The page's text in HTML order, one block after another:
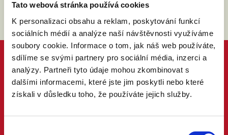
Tato webová stránka používá cookies
K personalizaci obsahu a reklam, poskytování funkcí
sociálních médií a analýze naší návštěvnosti využíváme
soubory cookie. Informace o tom, jak náš web používáte,
sdílíme se svými partnery pro sociální média, inzerci a
analýzy. Partneři tyto údaje mohou zkombinovat s
dalšími informacemi, které jste jim poskytli nebo které
získali v důsledku toho, že používáte jejich služby.